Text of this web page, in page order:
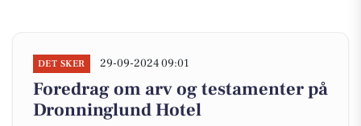
DET SKER 29-09-2024 09:01
Foredrag om arv og testamenter på
Dronninglund Hotel